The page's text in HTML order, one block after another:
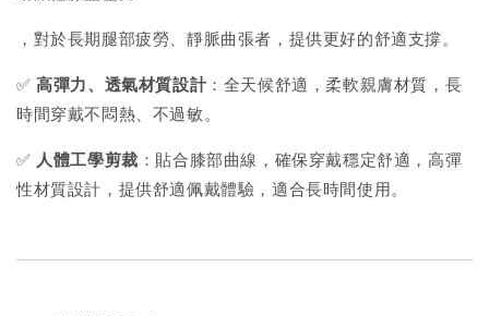
，對於長期腿部疲勞、靜脈曲張者，提供更好的舒適支撐。
✅高彈力、透氣材質設計：全天候舒適，柔軟親膚材質，長
時間穿戴不悶熱、不過敏。
✅ 人體工學剪裁 ：貼合膝部曲線，確保穿戴穩定舒適，高彈
性材質設計，提供舒適佩戴體驗，適合長時間使用。